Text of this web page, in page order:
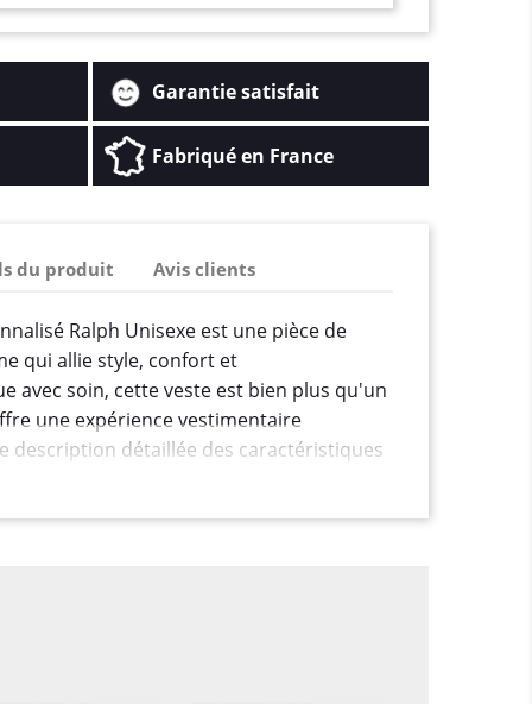
Garantie satisfait
Fabriqué en France
du produit Avis clients
Ralph Unisexe est une pièce de
qui allie style, confort et
avec soin, cette veste est bien plus qu'un
une expérience vestimentaire
description détaillée des caractéristiques
unique :
supérieure :La veste Ralph Unisexe est